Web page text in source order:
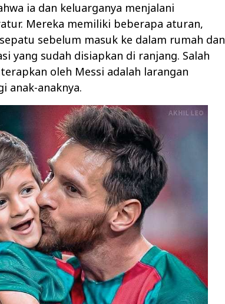
ia dan keluarganya menjalani
Mereka memiliki beberapa aturan,
sebelum masuk ke dalam rumah dan
yang sudah disiapkan di ranjang. Salah
oleh Messi adalah larangan
anak-anaknya.